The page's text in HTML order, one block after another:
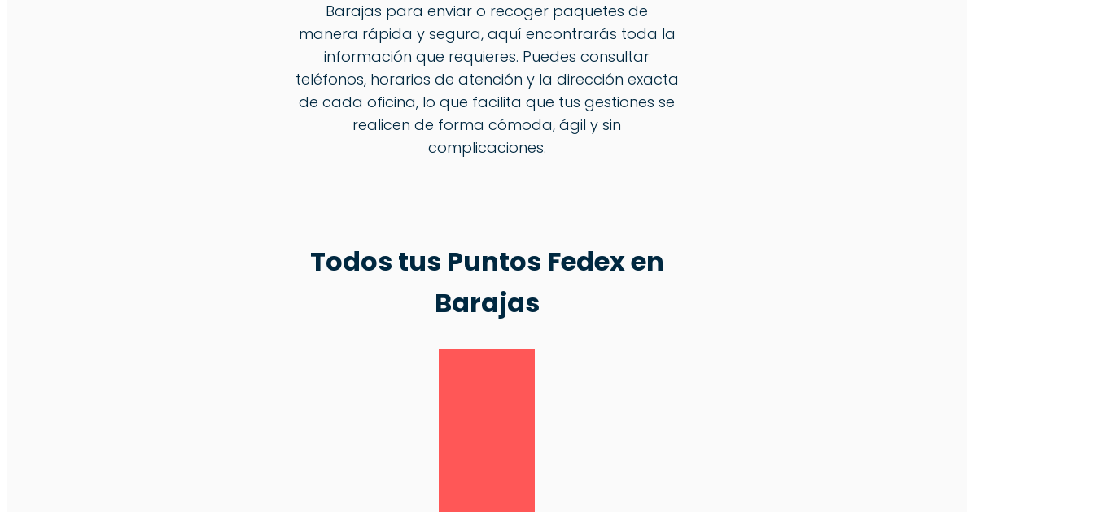
Barajas para enviar o recoger paquetes de
manera rápida y segura, aquí encontrarás toda la
información que requieres. Puedes consultar
teléfonos, horarios de atención y la dirección exacta
de cada oficina, lo que facilita que tus gestiones se
realicen de forma cómoda, ágil y sin
complicaciones.
Todos tus Puntos Fedex en
Barajas